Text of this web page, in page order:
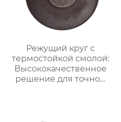
Режущий круг с
термостойкой смолой:
Высококачественное
решение для точной